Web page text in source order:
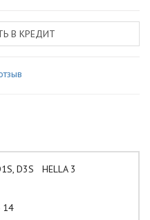
В КРЕДИТ
D3S HELLA 3
14